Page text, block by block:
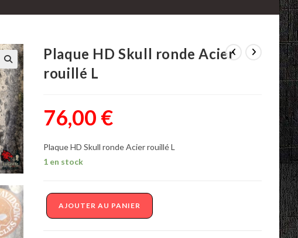
Plaque HD Skull ronde Acier
rouillé L
76,00 €
Plaque HD Skull ronde Acier rouillé L
1 en stock
quantité
de
AJOUTER AU PANIER